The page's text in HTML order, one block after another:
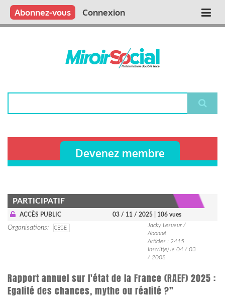
Aller
contenu
Main
Qui sommes nous ?
Vous publiez
Nous publions
Contactez-nous
Abonnez-vous Connexion
Devenez membre
PARTICIPATIF
ACCÈS PUBLIC 03 / 11 / 2025 | 106 vues
Organisations CESE
Jacky Lesueur /
Abonné
Articles : 2415
Inscrit(e) le 04 / 03
/ 2008
Rapport annuel sur l'état de la France (RAEF) 2025 :
Egalité des chances, mythe ou réalité ?"